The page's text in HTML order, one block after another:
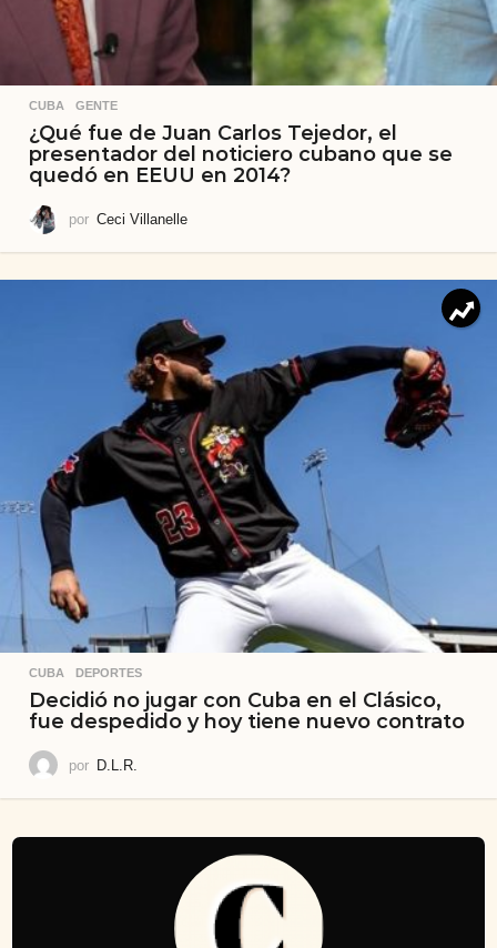
CUBA ,GENTE
¿Qué fue de Juan Carlos Tejedor, el
presentador del noticiero cubano que se
quedó en EEUU en 2014?
por Ceci Villanelle
CUBA ,DEPORTES
Decidió no jugar con Cuba en el Clásico,
fue despedido y hoy tiene nuevo contrato
por D.L.R.